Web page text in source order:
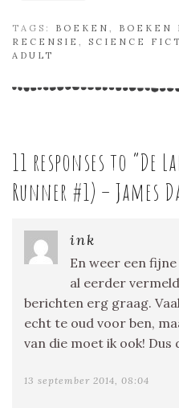
TAGS: BOEKEN BOEKEN
RECENSIE
SCIENCE
ADULT
11 responses to “De
Runner #1) – James
ink
En weer een
al eerder
berichten erg graag.
echt te oud voor ben,
van die moet ik ook! Dus
13 september 2014, 08:04